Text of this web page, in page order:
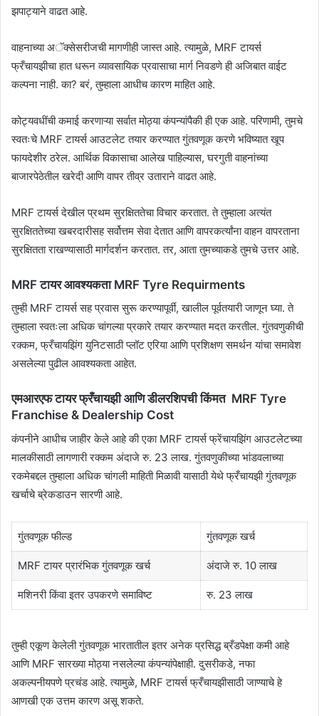
झपाट्याने वाढत आहे.
वाहनाच्या अॅक्सेसरीजची मागणीही जास्त आहे. त्यामुळे, MRF टायर्स
फ्रँचायझीचा हात धरून व्यावसायिक प्रवासाचा मार्ग निवडणे ही अजिबात वाईट
कल्पना नाही. का? बरं, तुम्हाला आधीच कारण माहित आहे.
कोट्यवधींची कमाई करणाऱ्या सर्वात मोठ्या कंपन्यांपैकी ही एक आहे. परिणामी, तुमचे
स्वतःचे MRF टायर्स आउटलेट तयार करण्यात गुंतवणूक करणे भविष्यात खूप
फायदेशीर ठरेल. आर्थिक विकासाचा आलेख पाहिल्यास, घरगुती वाहनांच्या
बाजारपेठेतील खरेदी आणि वापर तीव्र उताराने वाढत आहे.
MRF टायर्स देखील प्रथम सुरक्षिततेचा विचार करतात. ते तुम्हाला अत्यंत
सुरक्षिततेच्या खबरदारीसह सर्वोत्तम सेवा देतात आणि वापरकर्त्यांना वाहन वापरताना
सुरक्षितता राखण्यासाठी मार्गदर्शन करतात. तर, आता तुमच्याकडे तुमचे उत्तर आहे.
MRF टायर आवश्यकता MRF Tyre Requirments
तुम्ही MRF टायर्स सह प्रवास सुरू करण्यापूर्वी, खालील पूर्वतयारी जाणून घ्या. ते
तुम्हाला स्वतःला अधिक चांगल्या प्रकारे तयार करण्यात मदत करतील. गुंतवणुकीची
रक्कम, फ्रँचायझिंग युनिटसाठी प्लॉट एरिया आणि प्रशिक्षण समर्थन यांचा समावेश
असलेल्या पुढील आवश्यकता आहेत.
एमआरएफ टायर फ्रँचायझी आणि डीलरशिपची किंमत MRF Tyre
Franchise & Dealership Cost
कंपनीने आधीच जाहीर केले आहे की एका MRF टायर्स फ्रेंचायझिंग आउटलेटच्या
मालकीसाठी लागणारी रक्कम अंदाजे रु. 23 लाख. गुंतवणुकीच्या भांडवलाच्या
रकमेबद्दल तुम्हाला अधिक चांगली माहिती मिळावी यासाठी येथे फ्रँचायझी गुंतवणूक
खर्चाचे ब्रेकडाउन सारणी आहे.
गुंतवणूक फील्ड गुंतवणूक खर्च
MRF टायर प्रारंभिक गुंतवणूक खर्च अंदाजे रु. 10 लाख
मशिनरी किंवा इतर उपकरणे समाविष्ट रु. 23 लाख
तुम्ही एकूण केलेली गुंतवणूक भारतातील इतर अनेक प्रसिद्ध ब्रँडपेक्षा कमी आहे
आणि MRF सारख्या मोठ्या नसलेल्या कंपन्यांपेक्षाही. दुसरीकडे, नफा
अकल्पनीयपणे प्रचंड आहे. त्यामुळे, MRF टायर्स फ्रँचायझीसाठी जाण्याचे हे
आणखी एक उत्तम कारण असू शकते.